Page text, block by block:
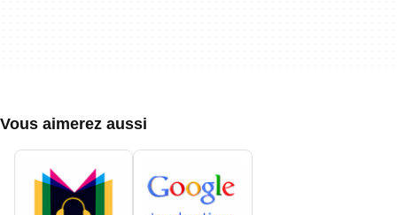
Vous aimerez aussi